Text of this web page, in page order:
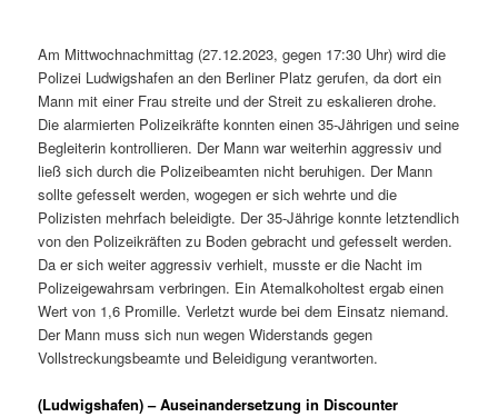
Am Mittwochnachmittag (27.12.2023, gegen 17:30 Uhr) wird die
Polizei Ludwigshafen an den Berliner Platz gerufen, da dort ein
Mann mit einer Frau streite und der Streit zu eskalieren drohe.
Die alarmierten Polizeikräfte konnten einen 35-Jährigen und seine
Begleiterin kontrollieren. Der Mann war weiterhin aggressiv und
ließ sich durch die Polizeibeamten nicht beruhigen. Der Mann
sollte gefesselt werden, wogegen er sich wehrte und die
Polizisten mehrfach beleidigte. Der 35-Jährige konnte letztendlich
von den Polizeikräften zu Boden gebracht und gefesselt werden.
Da er sich weiter aggressiv verhielt, musste er die Nacht im
Polizeigewahrsam verbringen. Ein Atemalkoholtest ergab einen
Wert von 1,6 Promille. Verletzt wurde bei dem Einsatz niemand.
Der Mann muss sich nun wegen Widerstands gegen
Vollstreckungsbeamte und Beleidigung verantworten.
(Ludwigshafen) – Auseinandersetzung in Discounter